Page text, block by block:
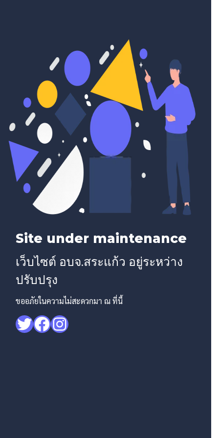
Site under maintenance
เว็บไซต์ อบจ.สระแก้ว อยู่ระหว่าง
ปรับปรุง
ขออภัยในความไม่สะดวกมา ณ ที่นี้
Twitter
Facebook
Instagram